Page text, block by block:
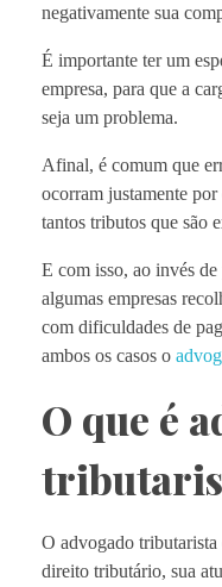
negativamente sua
É importante ter um
empresa, para que a
seja um problema.
Afinal, é comum que
ocorram justamente
tantos tributos que são
E com isso, ao invés de
algumas empresas
com dificuldades de
ambos os casos o
O que é
O advogado
direito tributário, sua